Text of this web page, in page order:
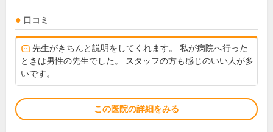
口コミ
先生がきちんと説明をしてくれます。 私が病院へ行った
ときは男性の先生でした。 スタッフの方も感じのいい人が多
いです。
この医院の詳細をみる